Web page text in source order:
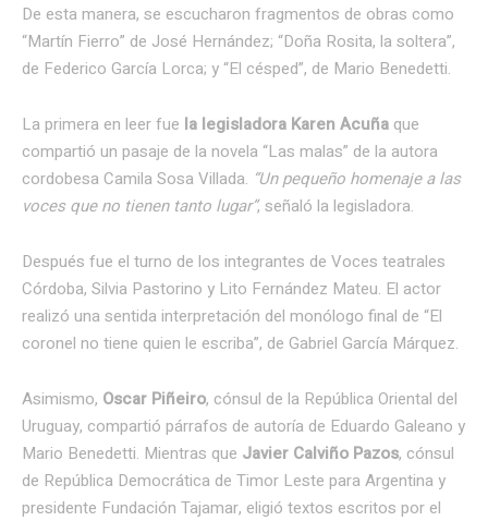
De esta manera, se escucharon fragmentos de obras como
“Martín Fierro” de José Hernández; “Doña Rosita, la soltera”,
de Federico García Lorca; y “El césped”, de Mario Benedetti.
La primera en leer fue la legisladora Karen Acuña que
compartió un pasaje de la novela “Las malas” de la autora
cordobesa Camila Sosa Villada. “Un pequeño homenaje a las
voces que no tienen tanto lugar”, señaló la legisladora.
Después fue el turno de los integrantes de Voces teatrales
Córdoba, Silvia Pastorino y Lito Fernández Mateu. El actor
realizó una sentida interpretación del monólogo final de “El
coronel no tiene quien le escriba”, de Gabriel García Márquez.
Asimismo, Oscar Piñeiro, cónsul de la República Oriental del
Uruguay, compartió párrafos de autoría de Eduardo Galeano y
Mario Benedetti. Mientras que Javier Calviño Pazos, cónsul
de República Democrática de Timor Leste para Argentina y
presidente Fundación Tajamar, eligió textos escritos por el